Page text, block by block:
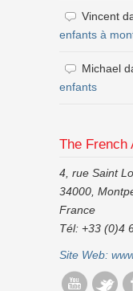
Vincent
enfants à
Michael
enfants
The French
4, rue Saint
34000,
France
Tél: +33 (0)4
Site Web: